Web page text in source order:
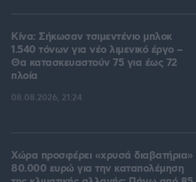
Κίνα: Σήκωσαν τσιμεντένιο μπλοκ
1.540 τόνων για νέο λιμενικό έργο –
Θα κατασκευαστούν 75 για έως 72
πλοία
08.08.2026, 21:24
Χώρα προσφέρει «χρυσά διαβατήρια»
80.000 ευρώ για την καταπολέμηση